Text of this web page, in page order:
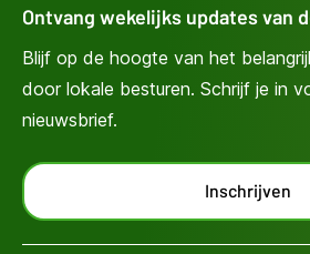
Ontvang wekelijks updates van
Blijf op de hoogte van het
door lokale besturen. Schrijf je in
nieuwsbrief.
Inschrijven